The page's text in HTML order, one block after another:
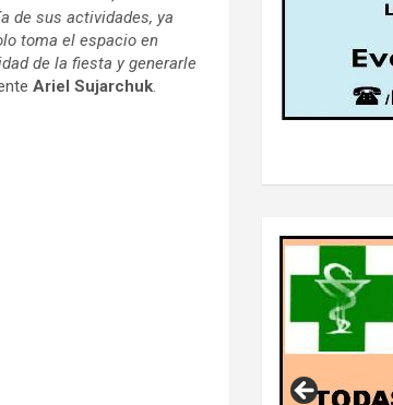
de sus actividades, ya
toma el espacio en
de la fiesta y generarle
Ariel Sujarchuk.